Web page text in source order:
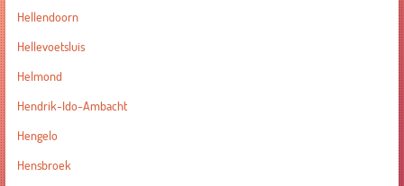
Hellendoorn
Hellevoetsluis
Helmond
Hendrik-Ido-Ambacht
Hengelo
Hensbroek